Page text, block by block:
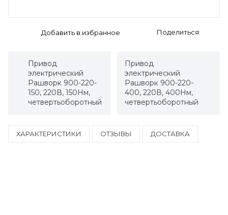
Поделиться
Привод
электрический
Рашворк 900-220-
150, 220В, 150Нм,
четвертьоборотный
Привод
электрический
Рашворк 900-220-
400, 220В, 400Нм,
четвертьоборотный
ХАРАКТЕРИСТИКИ ОТЗЫВЫ ДОСТАВКА